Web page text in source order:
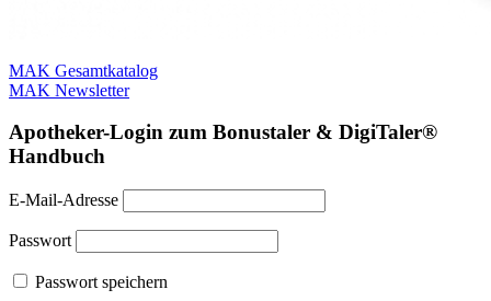
MAK Gesamtkatalog
MAK Newsletter
Apotheker-Login zum Bonustaler & DigiTaler®
Handbuch
E-Mail-Adresse
Passwort
Passwort speichern